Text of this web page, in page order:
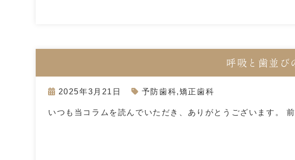
呼吸と歯並び
2025年3月21日 予防歯科,矯正歯科
いつも当コラムを読んでいただき、ありがとうございます。